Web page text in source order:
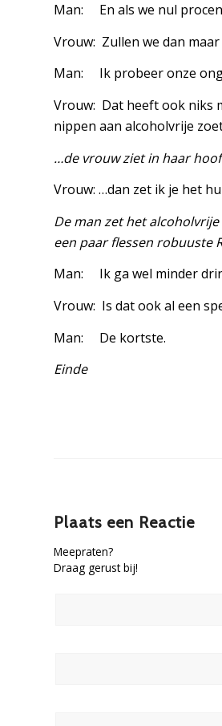
Man: En als we nul
Vrouw: Zullen we dan
Man: Ik probeer onze
Vrouw: Dat heeft ook niks
nippen aan alcoholvrije
…de vrouw ziet in haar
Vrouw: …dan zet ik je het
De man zet het
een paar flessen robuuste
Man: Ik ga wel minder
Vrouw: Is dat ook al een
Man: De kortste.
Einde
Plaats een Reactie
Meepraten?
Draag gerust bij!